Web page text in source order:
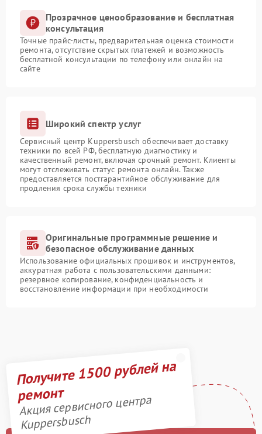
Прозрачное ценообразование и бесплатная
консультация
Точные прайс-листы, предварительная оценка стоимости
ремонта, отсутствие скрытых платежей и возможность
бесплатной консультации по телефону или онлайн на
сайте
Широкий спектр услуг
Сервисный центр Kuppersbusch обеспечивает доставку
техники по всей РФ, бесплатную диагностику и
качественный ремонт, включая срочный ремонт. Клиенты
могут отслеживать статус ремонта онлайн. Также
предоставляется постгарантийное обслуживание для
продления срока службы техники
Оригинальные программные решение и
безопасное обслуживание данных
Использование официальных прошивок и инструментов,
аккуратная работа с пользовательскими данными:
резервное копирование, конфиденциальность и
восстановление информации при необходимости
Получите 1500 рублей на
ремонт
Акция сервисного центра
Kuppersbusch